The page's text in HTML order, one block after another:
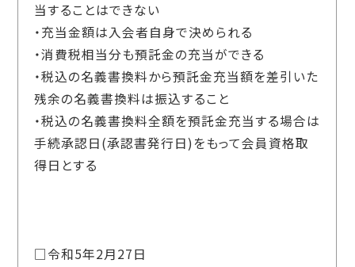
当することはできない
・充当金額は入会者自身で決められる
・消費税相当分も預託金の充当ができる
・税込の名義書換料から預託金充当額を差引いた
残余の名義書換料は振込すること
・税込の名義書換料全額を預託金充当する場合は
手続承認日(承認書発行日)をもって会員資格取
得日とする
□令和5年2月27日